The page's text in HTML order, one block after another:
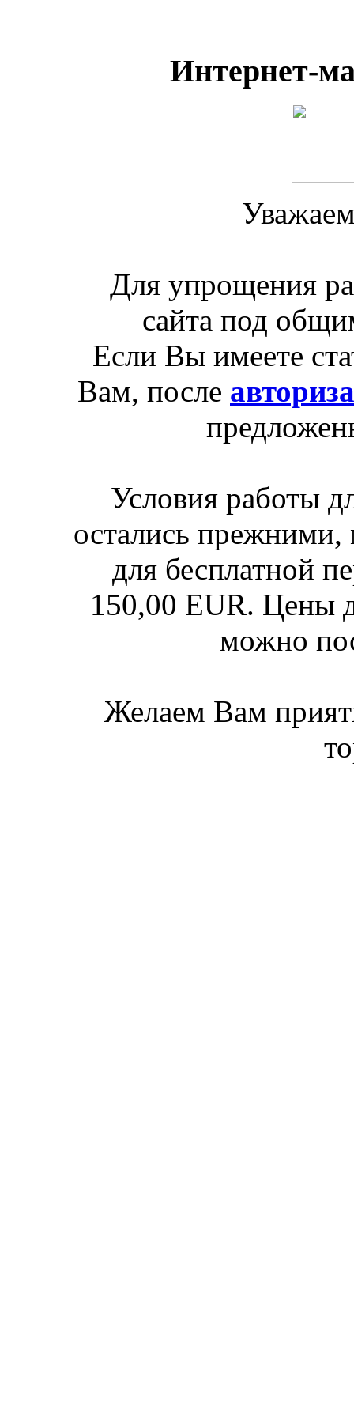
Интернет-
Для упрощения
сайта под
Если Вы имеете
Вам, после
Условия работы
остались прежними,
для бесплатной
150,00 EUR. Цены
можно
Желаем Вам